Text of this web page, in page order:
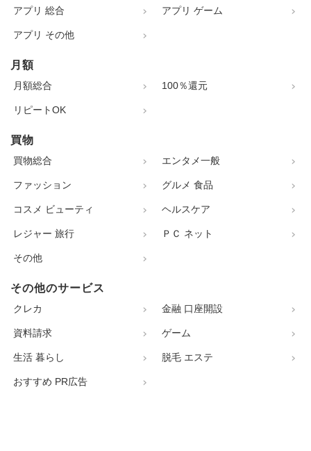
アプリ 総合 アプリ ゲーム
アプリ その他
月額
月額総合 100％還元
リピートOK
買物
買物総合 エンタメ一般
ファッション グルメ 食品
コスメ ビューティ ヘルスケア
レジャー 旅行 ＰＣ ネット
その他
その他のサービス
クレカ 金融 口座開設
資料請求 ゲーム
生活 暮らし 脱毛 エステ
おすすめ PR広告